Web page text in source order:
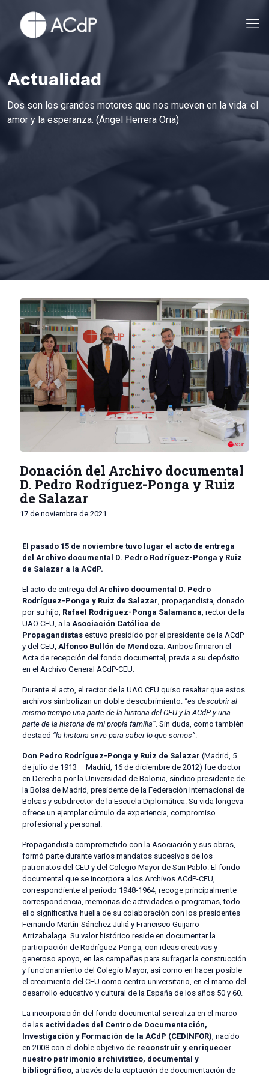
Actualidad
Dos son los grandes motores que nos mueven en la vida: el
amor y la esperanza. (Ángel Herrera Oria)
Donación del Archivo documental
D. Pedro Rodríguez-Ponga y Ruiz
de Salazar
17 de noviembre de 2021
El pasado 15 de noviembre tuvo lugar el acto de entrega
del Archivo documental D. Pedro Rodríguez-Ponga y Ruiz
de Salazar a la ACdP.
El acto de entrega del Archivo documental D. Pedro
Rodríguez-Ponga y Ruiz de Salazar , propagandista, donado
por su hijo, Rafael Rodríguez-Ponga Salamanca , rector de la
UAO CEU, a la Asociación Católica de
Propagandistasestuvo presidido por el presidente de la ACdP
y del CEU, Alfonso Bullón de Mendoza . Ambos firmaron el
Acta de recepción del fondo documental, previa a su depósito
en el Archivo General ACdP-CEU.
Durante el acto, el rector de la UAO CEU quiso resaltar que estos
archivos simbolizan un doble descubrimiento: “es descubrir al
mismo tiempo una parte de la historia del CEU y la ACdP y una
parte de la historia de mi propia familia”. Sin duda, como también
destacó “la historia sirve para saber lo que somos”.
Don Pedro Rodríguez-Ponga y Ruiz de Salazar (Madrid, 5
de julio de 1913 – Madrid, 16 de diciembre de 2012) fue doctor
en Derecho por la Universidad de Bolonia, síndico presidente de
la Bolsa de Madrid, presidente de la Federación Internacional de
Bolsas y subdirector de la Escuela Diplomática. Su vida longeva
ofrece un ejemplar cúmulo de experiencia, compromiso
profesional y personal.
Propagandista comprometido con la Asociación y sus obras,
formó parte durante varios mandatos sucesivos de los
patronatos del CEU y del Colegio Mayor de San Pablo. El fondo
documental que se incorpora a los Archivos ACdP-CEU,
correspondiente al periodo 1948-1964, recoge principalmente
correspondencia, memorias de actividades o programas, todo
ello significativa huella de su colaboración con los presidentes
Fernando Martín-Sánchez Juliá y Francisco Guijarro
Arrizabalaga. Su valor histórico reside en documentar la
participación de Rodríguez-Ponga, con ideas creativas y
generoso apoyo, en las campañas para sufragar la construcción
y funcionamiento del Colegio Mayor, así como en hacer posible
el crecimiento del CEU como centro universitario, en el marco del
desarrollo educativo y cultural de la España de los años 50 y 60.
La incorporación del fondo documental se realiza en el marco
de las actividades del Centro de Documentación,
Investigación y Formación de la ACdP (CEDINFOR) , nacido
en 2008 con el doble objetivo dereconstruir y enriquecer
nuestro patrimonio archivístico, documental y
bibliográfico, a través de la captación de documentación de